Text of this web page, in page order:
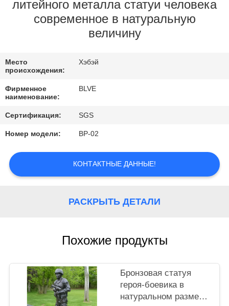
КАЧЕСТВА
PRIVACY
POLICY
литейного металла статуи человека
современное в натуральную
величину
Место
происхождения:
Хэбэй
Фирменное
наименование:
BLVE
Сертификация: SGS
Номер модели: BP-02
КОНТАКТНЫЕ ДАННЫЕ!
РАСКРЫТЬ ДЕТАЛИ
Похожие продукты
Бронзовая статуя
героя-боевика в
натуральном размере